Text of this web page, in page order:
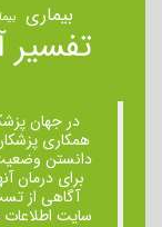
بیماری
تفسیر
در جهان
همکاری
دانستن
برای درمان
آگاهی از
سایت